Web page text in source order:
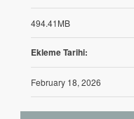
494.41MB
Ekleme Tarihi:
February 18, 2026